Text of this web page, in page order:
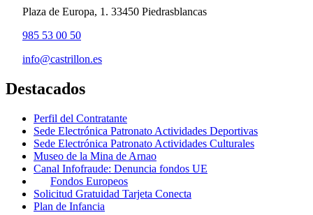
Plaza de Europa, 1. 33450 Piedrasblancas
985 53 00 50
info@castrillon.es
Destacados
Perfil del Contratante
Sede Electrónica Patronato Actividades Deportivas
Sede Electrónica Patronato Actividades Culturales
Museo de la Mina de Arnao
Canal Infofraude: Denuncia fondos UE
Fondos Europeos
Solicitud Gratuidad Tarjeta Conecta
Plan de Infancia